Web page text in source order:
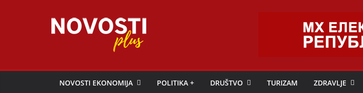
Novosti
Plus
NOVOSTI EKONOMIJA POLITIKA + DRUŠTVO TURIZAM ZDRAVLJE